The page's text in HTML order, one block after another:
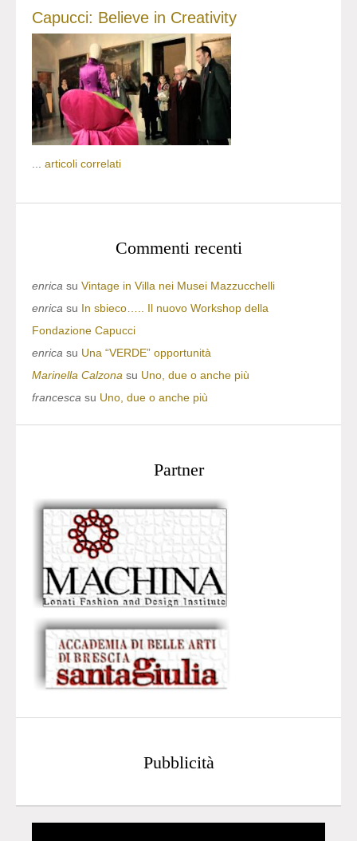
Capucci: Believe in Creativity
... articoli correlati
Commenti recenti
enrica su Vintage in Villa nei Musei Mazzucchelli
enrica su In sbieco….. Il nuovo Workshop della
Fondazione Capucci
enrica su Una “VERDE” opportunità
Marinella Calzona su Uno, due o anche più
francesca su Uno, due o anche più
Partner
Pubblicità